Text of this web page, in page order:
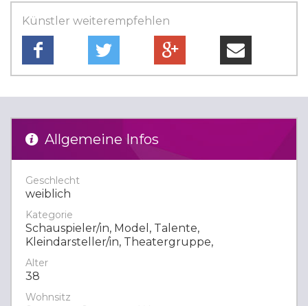
Künstler weiterempfehlen
Allgemeine Infos
Geschlecht
weiblich
Kategorie
Schauspieler/in, Model, Talente,
Kleindarsteller/in, Theatergruppe,
Alter
38
Wohnsitz